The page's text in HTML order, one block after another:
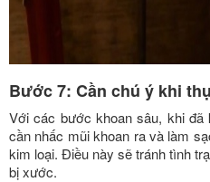
Bước 7: Cần chú ý khi
Với các bước khoan sâu, khi
cần nhấc mũi khoan ra và làm
kim loại. Điều này sẽ tránh tình
bị xước.